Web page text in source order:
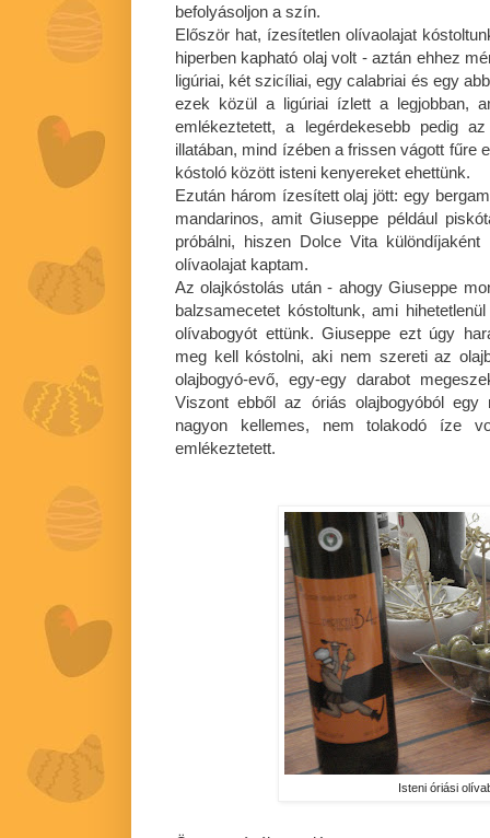
befolyásoljon a szín.
Először hat, ízesítetlen olívaolajat
hiperben kapható olaj volt - aztán ehhez
ligúriai, két szicíliai, egy calabriai és egy
ezek közül a ligúriai ízlett a legjobban,
emlékeztetett, a legérdekesebb pedig
illatában, mind ízében a frissen vágott fűre
kóstoló között isteni kenyereket ehettünk.
Ezután három ízesített olaj jött: egy
mandarinos, amit Giuseppe például
próbálni, hiszen Dolce Vita
olívaolajat kaptam.
Az olajkóstolás után - ahogy Giuseppe
balzsamecetet kóstoltunk, ami
olívabogyót ettünk. Giuseppe ezt úgy
meg kell kóstolni, aki nem szereti az
olajbogyó-evő, egy-egy darabot
Viszont ebből az óriás olajbogyóból
nagyon kellemes, nem tolakodó íze
emlékeztetett.
Isteni óriási